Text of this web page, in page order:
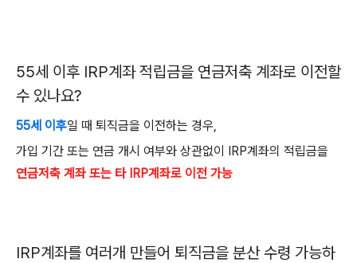
55세 이후 IRP계좌 적립금을 연금저축 계좌로 이전할
수 있나요?
55세 이후일 때 퇴직금을 이전하는 경우
가입 기간 또는 연금 개시 여부와 상관없이 IRP계좌의 적립금을
연금저축 계좌 또는 타 IRP계좌로 이전 가능
IRP계좌를 여러개 만들어 퇴직금을 분산 수령 가능하